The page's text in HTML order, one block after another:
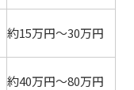
約15万円～30万円
約40万円～80万円